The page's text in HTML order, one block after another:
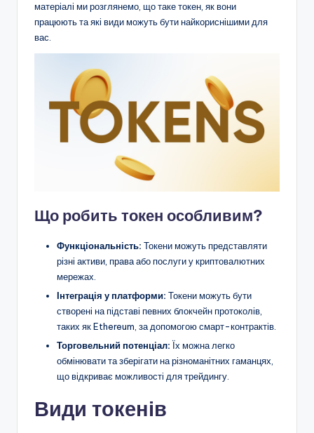
матеріалі ми розглянемо, що таке токен, як вони
працюють та які види можуть бути найкориснішими для
вас.
Що робить токен особливим?
Функціональність: Токени можуть представляти
різні активи, права або послуги у криптовалютних
мережах.
Інтеграція у платформи: Токени можуть бути
створені на підставі певних блокчейн протоколів,
таких як Ethereum, за допомогою смарт-контрактів.
Торговельний потенціал: Їх можна легко
обмінювати та зберігати на різноманітних гаманцях,
що відкриває можливості для трейдингу.
Види токенів